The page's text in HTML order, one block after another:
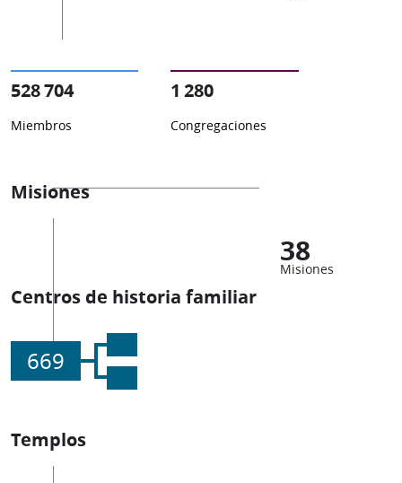
528 704
Miembros
1 280
Congregaciones
Misiones
38
Misiones
Centros de historia familiar
669
Templos